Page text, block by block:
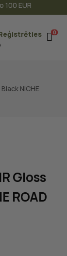
100 EUR
0
NICHE
Gloss
ROAD